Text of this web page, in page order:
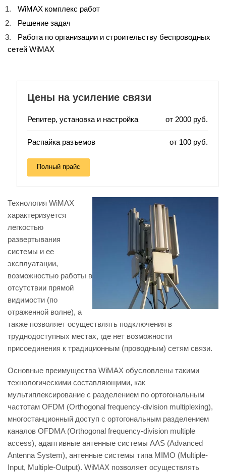
WiMAX комплекс работ
Решение задач
Работа по организации и строительству беспроводных
сетей WiMAX
Цены на усиление связи
Репитер, установка и настройка от 2000 руб.
Распайка разъемов от 100 руб.
Полный прайс
Технология WiMAX
характеризуется
легкостью
развертывания
системы и ее
эксплуатации,
возможностью работы в
отсутствии прямой
видимости (по
отраженной волне), а
также позволяет осуществлять подключения в
труднодоступных местах, где нет возможности
присоединения к традиционным (проводным) сетям связи.
Основные преимущества WiMAX обусловлены такими
технологическими составляющими, как
мультиплексирование с разделением по ортогональным
частотам OFDM (Orthogonal frequency-division multiplexing),
многостанционный доступ с ортогональным разделением
каналов OFDMA (Orthogonal frequency-division multiple
access), адаптивные антенные системы AAS (Advanced
Antenna System), антенные системы типа MIMO (Multiple-
Input, Multiple-Output). WiMAX позволяет осуществлять